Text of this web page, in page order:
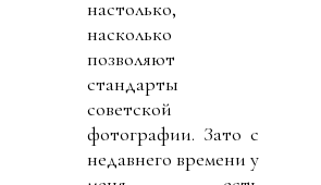
настолько,
насколько
позволяют
стандарты
советской
фотографии. Зато с
недавнего времени у